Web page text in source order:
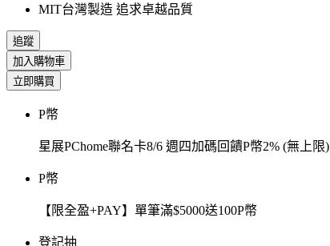
MIT台灣製造 追求卓越品質
追蹤
加入購物車
立即購買
P幣
星展PChome聯名卡8/6 週四加碼回饋P幣2% (無上限)
P幣
【限全盈+PAY】單筆滿$5000送100P幣
登記抽